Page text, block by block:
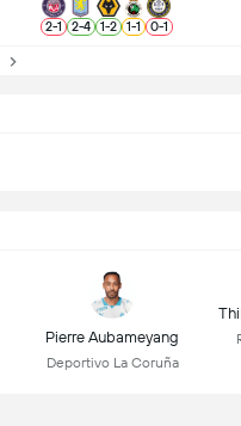
2-1 2-4 1-2 1-1 0-1
Pierre Aubameyang
Deportivo La Coruña